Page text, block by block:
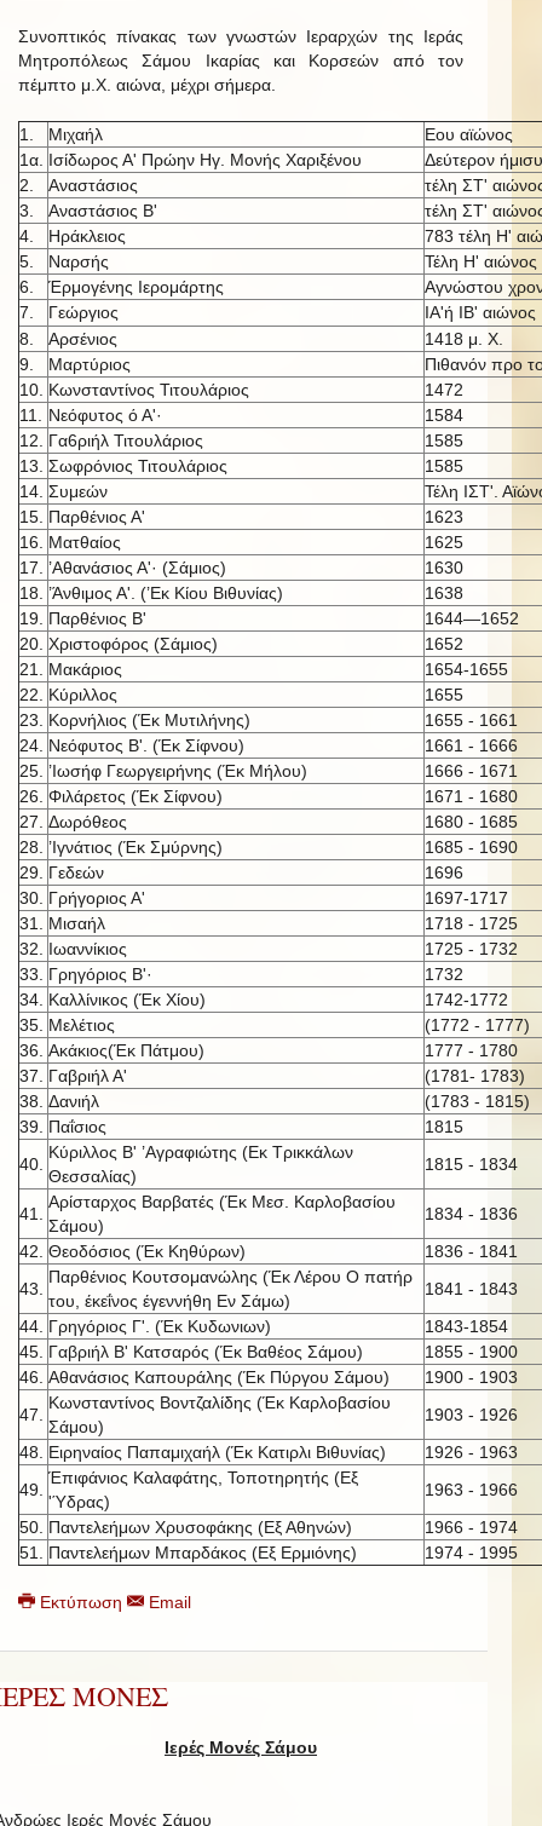
Συνοπτικός πίνακας των γνωστών Ιεραρχών της Ιεράς
Μητροπόλεως Σάμου Ικαρίας και Κορσεών από τον
πέμπτο μ.Χ. αιώνα, μέχρι σήμερα.
1. Μιχαήλ
Εου αϊώνος
1α. Ισίδωρος Α' Πρώην Ηγ. Μονής Χαριξένου
Δεύτερον
2.
Αναστάσιος
τέλη ΣΤ'
3.
Αναστάσιος Β'
τέλη ΣΤ'
4.
Ηράκλειος
783 τέλη Η'
5.
Ναρσής
Τέλη Η' αιώνος
6.
Έρμογένης Ιερομάρτης
Αγνώστου
7.
Γεώργιος ΙΑ'ή IB' αιώνος
8.
Αρσένιος
1418 μ. X.
9.
Μαρτύριος
Πιθανόν προ
10. Κωνσταντίνος Τιτουλάριος
1472
11.
Νεόφυτος ό Α'·
1584
12.
Γα6ριήλ Τιτουλάριος
1585
13. Σωφρόνιος Τιτουλάριος
1585
14. Συμεών
Τέλη ΙΣΤ'.
15. Παρθένιος Α'
1623
16.
Ματθαίος
1625
17.
’Αθανάσιος Α'· (Σάμιος)
1630
18.
’Άνθιμος Α'. (’Εκ Κίου Βιθυνίας)
1638
19. Παρθένιος Β'
1644—1652
20. Χριστοφόρος (Σάμιος)
1652
21.
Μακάριος
1654-1655
22.
Κύριλλος
1655
23.
Κορνήλιος (Έκ Μυτιλήνης)
1655 - 1661
24. Νεόφυτος Β'. (Έκ Σίφνου)
1661 - 1666
25. ’Ιωσήφ Γεωργειρήνης (Έκ Μήλου)
1666 - 1671
26. Φιλάρετος (Έκ Σίφνου)
1671 - 1680
27. Δωρόθεος
1680 - 1685
28.
’Ιγνάτιος (Έκ Σμύρνης)
1685 - 1690
29. Γεδεών
1696
30. Γρήγοριος Α'
1697-1717
31.
Μισαήλ
1718 - 1725
32.
Ιωαννίκιος
1725 - 1732
33.
Γρηγόριος Β'·
1732
34. Καλλίνικος (Έκ Χίου)
1742-1772
35. Μελέτιος
(1772 - 1777)
36. Ακάκιος(Έκ Πάτμου)
1777 - 1780
37.
Γαβριήλ Α'
(1781- 1783)
38. Δανιήλ
(1783 - 1815)
39. Παΐσιος
1815
40.
Κύριλλος Β' ’Αγραφιώτης (Εκ Τρικκάλων
Θεσσαλίας)
1815 - 1834
41.
Αρίσταρχος Βαρβατές (Έκ Μεσ. Καρλοβασίου
Σάμου)
1834 - 1836
42. Θεοδόσιος (Έκ Κηθύρων)
1836 - 1841
43.
Παρθένιος Κουτσομανώλης (Έκ Λέρου Ο πατήρ
του, έκεΐνος έγεννήθη Εν Σάμω)
1841 - 1843
44. Γρηγόριος Γ'. (Έκ Κυδωνιων)
1843-1854
45. Γαβριήλ Β' Κατσαρός (Έκ Βαθέος Σάμου)
1855 - 1900
46. Αθανάσιος Καπουράλης (Έκ Πύργου Σάμου)
1900 - 1903
47.
Κωνσταντίνος Βοντζαλίδης (Έκ Καρλοβασίου
Σάμου)
1903 - 1926
48.
Ειρηναίος Παπαμιχαήλ (Έκ Κατιρλι Βιθυνίας)
1926 - 1963
49.
Έπιφάνιος Καλαφάτης, Τοποτηρητής (Εξ
'Ύδρας)
1963 - 1966
50. Παντελεήμων Χρυσοφάκης (Εξ Αθηνών)
1966 - 1974
51.
Παντελεήμων Μπαρδάκος (Εξ Ερμιόνης) 1974 - 1995
Εκτύπωση Email
ΜΟΝΕΣ
Ιερές Μονές Σάμου
Ιερές Μονές Σάμου